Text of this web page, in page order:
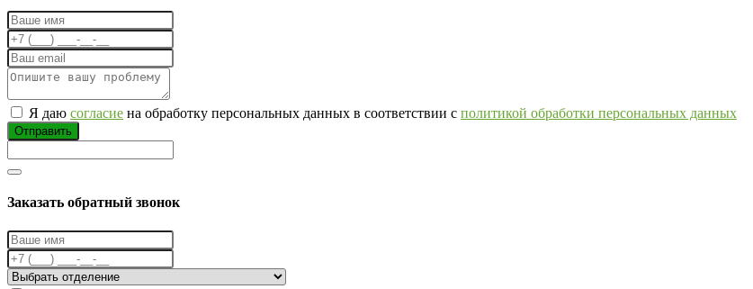
Я даю согласие на обработку персональных данных в соответствии с политикой обработки персональных данных
Отправить
Заказать обратный звонок